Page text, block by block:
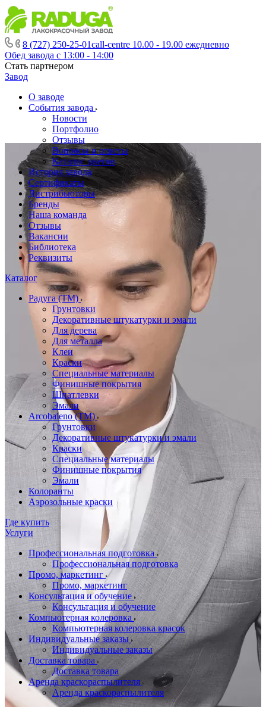
8 (727) 250-25-01call-centre 10.00 - 19.00 ежедневно
Обед завода с 13:00 - 14:00
Стать партнером
Завод
О заводе
События завода
Новости
Портфолио
Отзывы
Вопросы и ответы
Каталог цветов
История завода
Сертификаты
Дистрибьюторы
Бренды
Наша команда
Отзывы
Вакансии
Библиотека
Реквизиты
Каталог
Радуга (ТМ)
Грунтовки
Декоративные штукатурки и эмали
Для дерева
Для металла
Клеи
Краски
Специальные материалы
Финишные покрытия
Шпатлевки
Эмали
Arcobaleno (ТМ)
Грунтовки
Декоративные штукатурки и эмали
Краски
Специальные материалы
Финишные покрытия
Эмали
Колоранты
Аэрозольные краски
Где купить
Услуги
Профессиональная подготовка
Профессиональная подготовка
Промо, маркетинг
Промо, маркетинг
Консультация и обучение
Консультация и обучение
Компьютерная колеровка
Компьютерная колеровка красок
Индивидуальные заказы
Индивидуальные заказы
Доставка товара
Доставка товара
Аренда краскораспылителя
Аренда краскораспылителя